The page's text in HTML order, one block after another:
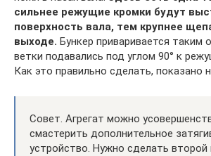
сильнее режущие кромки будут
поверхность вала, тем крупнее
выходе. Бункер приваривается таким
ветки подавались под углом 90° к
Как это правильно сделать, показано
Совет. Агрегат можно
смастерить дополнительное
устройство. Нужно сделать второй